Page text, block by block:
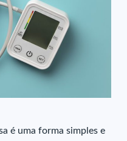
é uma forma simples e